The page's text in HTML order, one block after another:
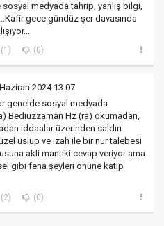
sosyal medyada tahrip, yanlış bilgi,
gece gündüz şer davasında
(1) (0)
2024 13:07
genelde sosyal medyada
Bediüzzaman Hz (ra) okumadan,
iddaalar üzerinden saldırı
üslüp ve izah ile bir nur talebesi
akli mantiki cevap veriyor ama
gibi fena şeyleri önüne katıp
(2) (0)